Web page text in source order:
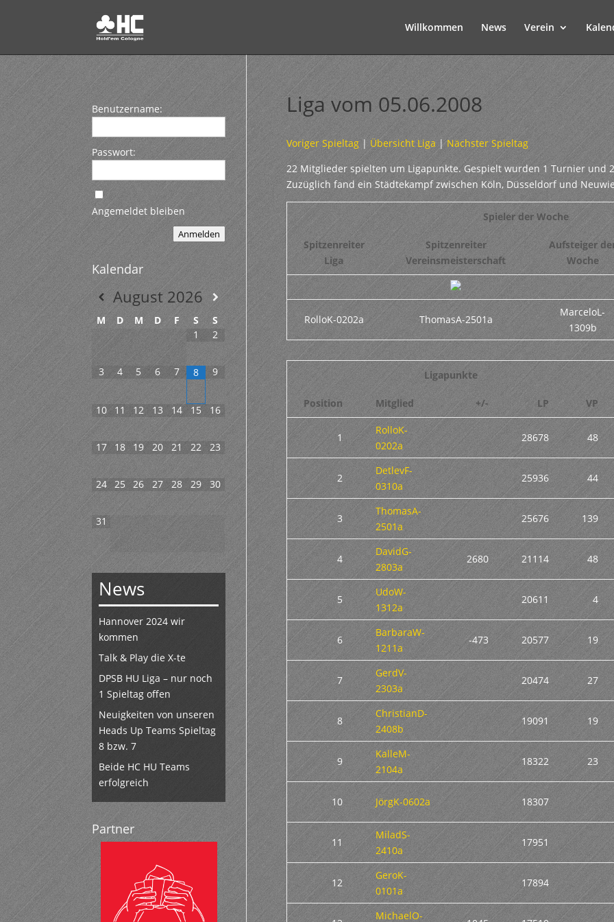
Willkommen News Verein
Liga vom 05.06.2008
Voriger Spieltag| Übersicht Liga|Nächster Spieltag
22 Mitglieder spielten um Ligapunkte. Gespielt wurden 1 Turnier und
Zuzüglich fand ein Städtekampf zwischen Köln, Düsseldorf und
Spieler der Woche
Spitzenreiter
Liga
Spitzenreiter
Vereinsmeisterschaft
Aufsteiger
Woche
RolloK-0202a ThomasA-2501a
MarceloL-
1309b
Ligapunkte
Position Mitglied +/- LP VP
1
RolloK-
0202a
28678 48
2
DetlevF-
0310a
25936 44
3
ThomasA-
2501a
25676 139
4
DavidG-
2803a
2680 21114 48
5
UdoW-
1312a
20611 4
6
BarbaraW-
1211a
-473 20577 19
7
GerdV-
2303a
20474 27
8
ChristianD-
2408b
19091 19
9
KalleM-
2104a
18322 23
10 JörgK-0602a 18307
11
MiladS-
2410a
17951
12
GeroK-
0101a
17894
MichaelO-
Benutzername:
Passwort:
Angemeldet bleiben
Anmelden
Kalendar
August 2026
M D M D F S
S
1
2
3 4 5 6 7 8 9
10 11 12 13 14 15 16
17 18 19 20 21 22 23
24 25 26 27 28 29 30
31
News
Hannover 2024 wir
kommen
Talk & Play die X-te
DPSB HU Liga – nur noch
1 Spieltag offen
Neuigkeiten von unseren
Heads Up Teams Spieltag
8 bzw. 7
Beide HC HU Teams
erfolgreich
Partner